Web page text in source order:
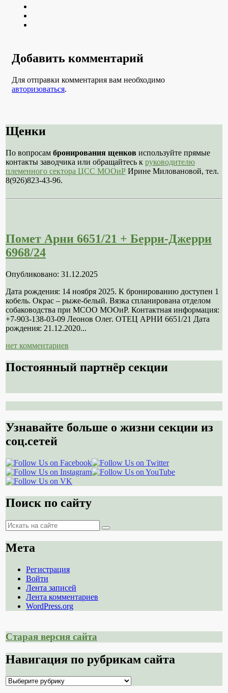
Добавить комментарий
Для отправки комментария вам необходимо
авторизоваться.
Щенки
По вопросам бронирования щенков используйте прямые
контакты заводчика или обращайтесь к руководителю
племенного сектора ЦСС МООиР Ирине Миловановой, тел.
8(926)823-43-96.
Помет Арни 6651/21 + Берри-Джерри
6968/24
Опубликовано: 31.12.2025
Дата рождения: 14 ноября 2025. К бронированию доступен 1
кобель. Окрас – рыже-белый. Вязка спланирована отделом
собаководства при МСОО МООиР. Контактная информация:
+7-903-138-03-09 Леонов Олег. ОТЕЦ АРНИ 6651/21 Дата
рождения: 21.12.2020...
нет комментариев
Постоянный партнёр секции
Узнавайте больше о жизни секции из
соц.сетей
Поиск по сайту
Поиск
Поиск
Мета
Регистрация
Войти
Лента записей
Лента комментариев
WordPress.org
Старая версия сайта
Навигация по рубрикам сайта
Навигация